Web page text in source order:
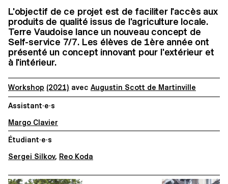
L'objectif de ce projet est de faciliter l'accès aux
produits de qualité issus de l'agriculture locale.
Terre Vaudoise lance un nouveau concept de
Self-service 7/7. Les élèves de 1ère année ont
présenté un concept innovant pour l'extérieur et
à l'intérieur.
Workshop (2021) avec Augustin Scott de Martinville
Assistant·e·s
Margo Clavier
Étudiant·e·s
Sergei Silkov, Reo Koda